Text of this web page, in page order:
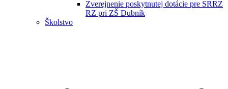
Zverejnenie poskytnutej dotácie pre SRRZ
RZ pri ZŠ Dubník
Školstvo